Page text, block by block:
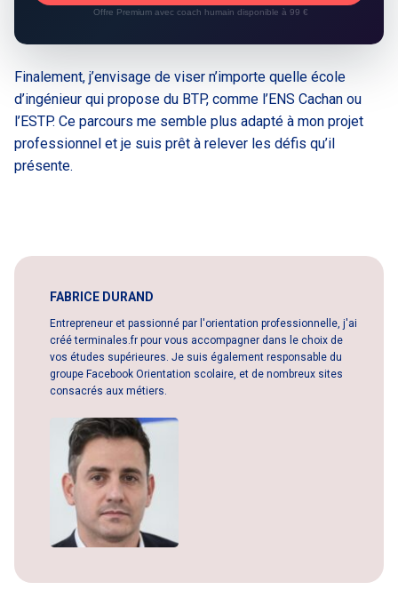
Offre Premium avec coach humain disponible à 99 €
Finalement, j’envisage de viser n’importe quelle école
d’ingénieur qui propose du BTP, comme l’ENS Cachan ou
l’ESTP. Ce parcours me semble plus adapté à mon projet
professionnel et je suis prêt à relever les défis qu’il
présente.
FABRICE DURAND
Entrepreneur et passionné par l'orientation professionnelle, j'ai
créé terminales.fr pour vous accompagner dans le choix de
vos études supérieures. Je suis également responsable du
groupe Facebook Orientation scolaire, et de nombreux sites
consacrés aux métiers.